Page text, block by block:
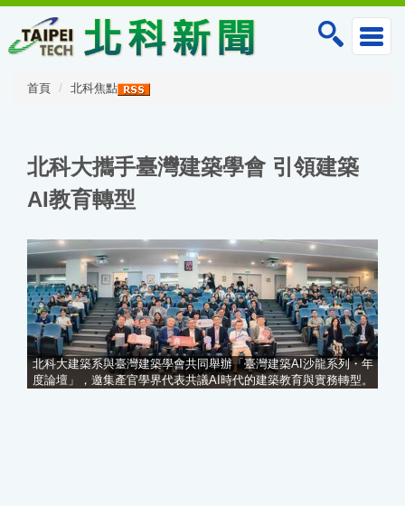
主
首頁 北科焦點
北科大攜手臺灣建築學會 引領建築
AI教育轉型
北科大建築系與臺灣建築學會共同舉辦「臺灣建築AI沙龍系列・年
度論壇」，邀集產官學界代表共議AI時代的建築教育與實務轉型。